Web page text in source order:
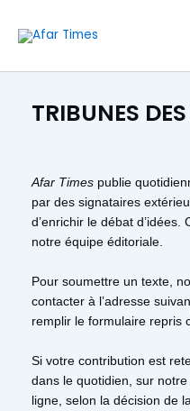
contenu
TRIBUNES
Afar Times publie
par des signataires
d’enrichir le débat
notre équipe éditoriale.
Pour soumettre un texte,
contacter à l’adresse
remplir le formulaire repris
Si votre contribution est
dans le quotidien, sur
ligne, selon la décision de